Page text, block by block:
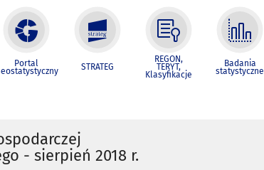
Portal STRATEG
REGON,
TERYT,
Klasyfikacje
Badania
statystyczne
- sierpień 2018 r.